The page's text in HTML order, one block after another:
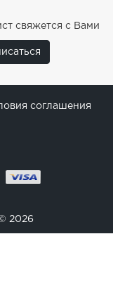
свяжется с Вами
соглашения
2026